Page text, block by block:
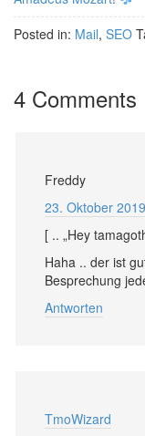
Posted in: Mail, SEO
4 Comments
Freddy
23. Oktober
[ .. „Hey
Haha .. der ist
Besprechung
Antworten
TmoWizard